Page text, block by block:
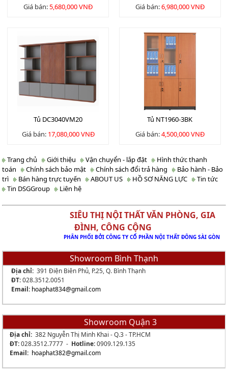
Giá bán:5,680,000 VNĐ
Giá bán:6,980,000 VNĐ
Tủ DC3040VM20
Giá bán: 17,080,000 VNĐ
Tủ NT1960-3BK
Giá bán:4,500,000 VNĐ
Trang chủ Giới thiệu Vận chuyển - lắp đặt
Hình thức thanh
toán
Chính sách bảo mật Chính sách đổi trả hàng
Bảo hành - Bảo
trì
Bán hàng trực tuyến ABOUT US HỒ SƠ NĂNG LỰC
Tin tức
Tin DSGGroup
Liên hệ
SIÊU THỊ NỘI THẤT VĂN PHÒNG, GIA
ĐÌNH, CÔNG CỘNG
PHÂN PHỐI BỞI CÔNG TY CỔ PHẦN NỘI THẤT ĐÔNG SÀI GÒN
Showroom Bình Thạnh
Địa chỉ:391 Điện Biên Phủ, P.25, Q. Bình Thạnh
ĐT:028.3512.0051
Email: hoaphat834@gmail.com
Showroom Quận 3
Địa chỉ:382 Nguyễn Thị Minh Khai - Q.3 - TP.HCM
ĐT:028.3512.7777 - Hotline:0909.129.135
Email: hoaphat382@gmail.com